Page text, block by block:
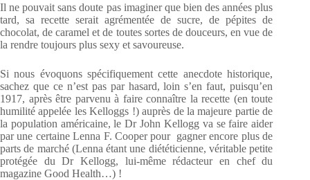
Il ne pouvait sans doute pas imaginer que bien des années plus
tard, sa recette serait agrémentée de sucre, de pépites de
chocolat, de caramel et de toutes sortes de douceurs, en vue de
la rendre toujours plus sexy et savoureuse.
Si nous évoquons spécifiquement cette anecdote historique,
sachez que ce n’est pas par hasard, loin s’en faut, puisqu’en
1917, après être parvenu à faire connaître la recette (en toute
humilité appelée les Kelloggs !) auprès de la majeure partie de
la population américaine, le Dr John Kellogg va se faire aider
par une certaine Lenna F. Cooper pour gagner encore plus de
parts de marché (Lenna étant une diététicienne, véritable petite
protégée du Dr Kellogg, lui-même rédacteur en chef du
magazine Good Health…) !